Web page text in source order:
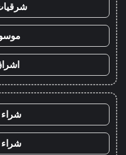
شراء
شراء